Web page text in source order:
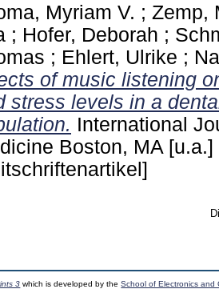
Myriam V. ; Zemp,
; Hofer, Deborah ;
; Ehlert, Ulrike ;
of music listening
stress levels in a
International
Boston, MA [u.a.]
3 which is developed by theSchool of Electronics and